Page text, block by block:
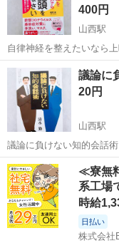
400円
山西駅
自律神経を整えたいな
（中古） アレルギーの方にお勧めします。 別府のセブンスターに取り
に来てくれる方、よろし
為、神経質の方はご遠慮下
愛媛 松山市 山西
議論に
20円
山西駅
議論に負けない知的会話術
ンスターに取りに来てく
庭の自宅管理の為、神経
ん。 ※できるだけ早...
愛媛 松山市 山西
≪寮無
系工場
時給
日払い
株式会社